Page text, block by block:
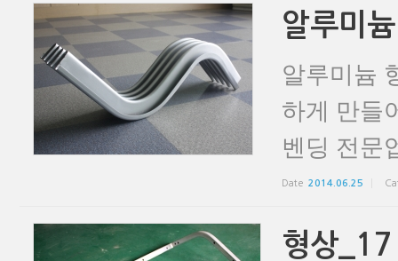
알루미
알루미늄
하게 만들
벤딩 전문
Date 2014.06.25
형상_17